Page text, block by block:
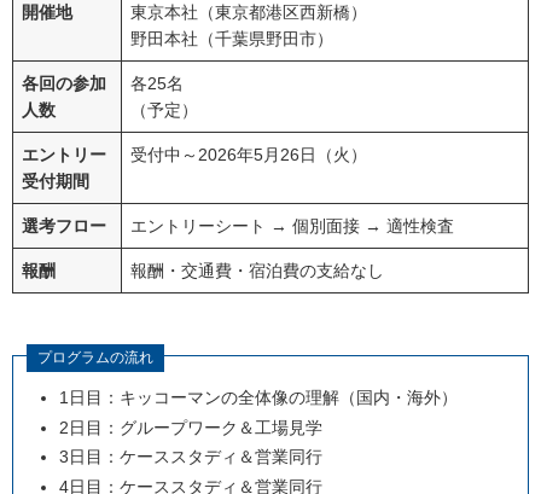
開催地
東京本社（東京都港区西新橋）
野田本社（千葉県野田市）
各回の参加
人数
各25名
（予定）
エントリー
受付期間
受付中～2026年5月26日（火）
選考フロー エントリーシート → 個別面接 → 適性検査
報酬 報酬・交通費・宿泊費の支給なし
プログラムの流れ
1日目：キッコーマンの全体像の理解（国内・海外）
2日目：グループワーク＆工場見学
3日目：ケーススタディ＆営業同行
4日目：ケーススタディ＆営業同行